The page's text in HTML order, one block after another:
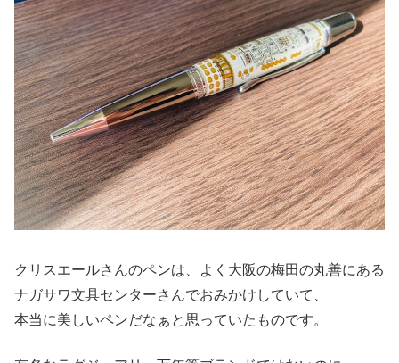
クリスエールさんのペンは、よく大阪の梅田の丸善にある
ナガサワ文具センターさんでおみかけしていて、
本当に美しいペンだなぁと思っていたものです。